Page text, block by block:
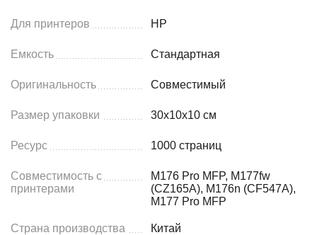
Для принтеров HP
Емкость Стандартная
Оригинальность Совместимый
Размер упаковки 30x10x10 см
Ресурс 1000 страниц
Совместимость с
принтерами
M176 Pro MFP, M177fw
(CZ165A), M176n (CF547A),
M177 Pro MFP
Страна производства Китай